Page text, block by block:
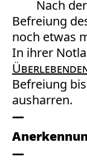
Nach
Befreiung
noch etwas
In ihrer
Befreiung
ausharren.